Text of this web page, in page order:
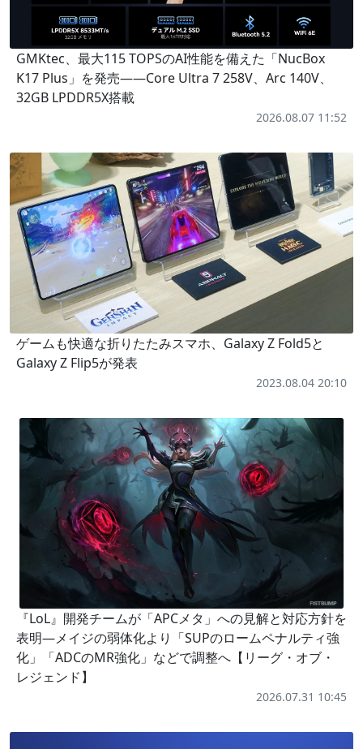
GMKtec、最大115 TOPSのAI性能を備えた「NucBox
K17 Plus」を発売――Core Ultra 7 258V、Arc 140V、
32GB LPDDR5X搭載
2026.08.07 11:52
ゲームも快適な折りたたみスマホ、Galaxy Z Fold5と
Galaxy Z Flip5が発表
2023.08.04 20:10
『LoL』開発チームが「APCメタ」への見解と対応方針を
表明―メイジの弱体化より「SUPのロームペナルティ強
化」「ADCのMR強化」などで調整へ【リーグ・オブ・
レジェンド】
2026.07.31 10:45